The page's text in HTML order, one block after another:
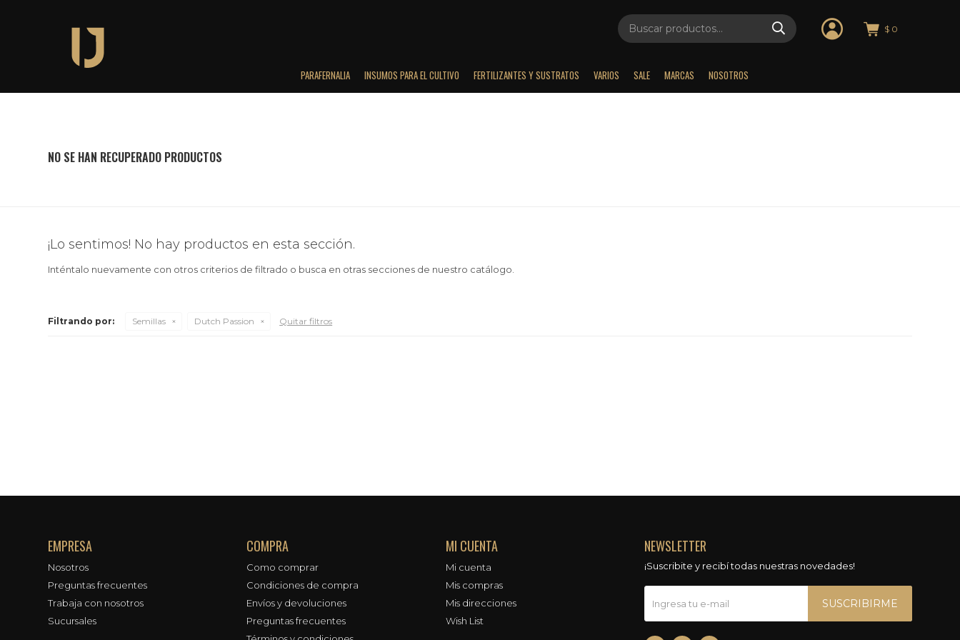
PARAFERNALIA INSUMOS PARA EL CULTIVO FERTILIZANTES Y SUSTRATOS VARIOS SALE MARCAS NOSOTROS
$ 0
NO SE HAN RECUPERADO PRODUCTOS
¡Lo sentimos! No hay productos en esta sección.
Inténtalo nuevamente con otros criterios de filtrado o busca en otras secciones de nuestro catálogo.
Filtrando por: Semillas Dutch Passion Quitar filtros
EMPRESA
Nosotros
Preguntas frecuentes
Trabaja con nosotros
Sucursales
COMPRA
Como comprar
Condiciones de compra
Envíos y devoluciones
Preguntas frecuentes
MI CUENTA
Mi cuenta
Mis compras
Mis direcciones
Wish List
NEWSLETTER
¡Suscribite y recibí todas nuestras novedades!
SUSCRIBIRME